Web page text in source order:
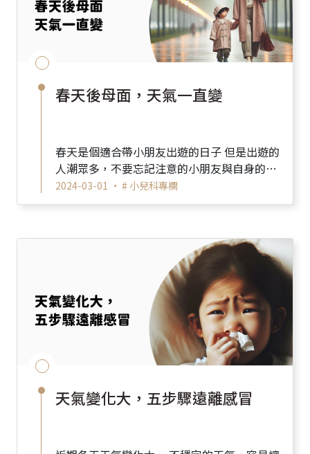
春天後母面，天氣一直變
春天是個適合帶小朋友出遊的日子 但是出遊的
人潮眾多，不要忘記注意的小朋友與自身的健
康， 這樣才能享受旅途的同時，也照顧好自己
和家人唷～ ...
2024-03-01 • # 小兒科專欄
天氣變化大，五步驟遠離感冒